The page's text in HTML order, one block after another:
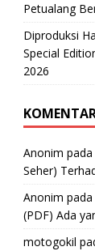
Petualang
Diproduksi
Special
2026
Anonim pada
Seher)
Anonim pada
(PDF) Ada
motogokil